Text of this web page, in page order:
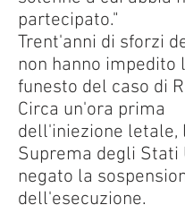
partecipato."
Trent'anni di sforzi
non hanno impedito
funesto del caso di
Circa un'ora prima
dell'iniezione letale,
Suprema degli Stati
negato la
dell'esecuzione.